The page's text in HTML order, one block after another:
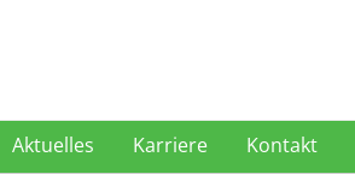
Aktuelles Karriere Kontakt